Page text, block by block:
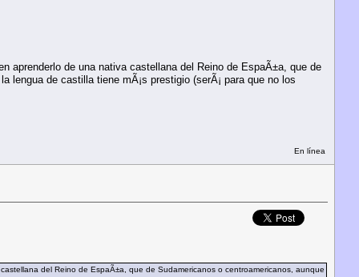
aprenderlo de una nativa castellana del Reino de EspaÃ±a, que de
lengua de castilla tiene mÃ¡s prestigio (serÃ¡ para que no los
En línea
del Reino de EspaÃ±a, que de Sudamericanos o centroamericanos, aunque